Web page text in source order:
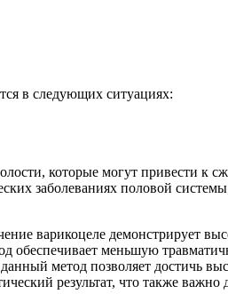
в следующих ситуациях:
которые могут привести к
заболеваниях половой
варикоцеле
меньшую
метод позволяет достичь
результат, что также